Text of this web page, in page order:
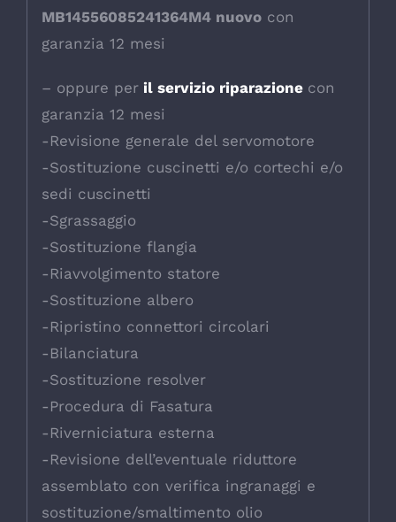
MB14556085241364M4 nuovocon
garanzia 12 mesi
– oppure peril servizio riparazione con
garanzia 12 mesi
-Revisione generale del servomotore
-Sostituzione cuscinetti e/o cortechi e/o
sedi cuscinetti
-Sgrassaggio
-Sostituzione flangia
-Riavvolgimento statore
-Sostituzione albero
-Ripristino connettori circolari
-Bilanciatura
-Sostituzione resolver
-Procedura di Fasatura
-Riverniciatura esterna
-Revisione dell’eventuale riduttore
assemblato con verifica ingranaggi e
sostituzione/smaltimento olio